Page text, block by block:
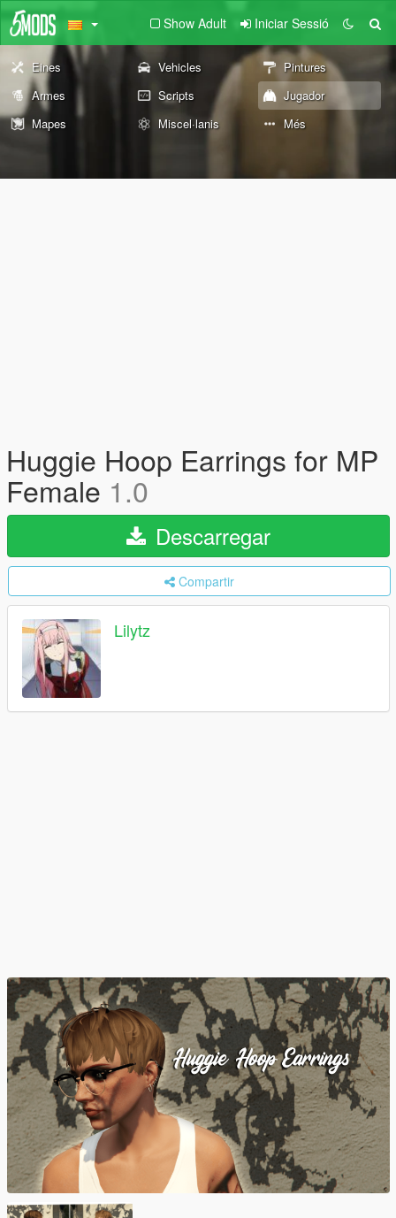
Show Adult Iniciar Sessió
Eines Vehicles
Pintures
Armes
Scripts
Jugador
Mapes
Miscel·lanis Més
Huggie Hoop Earrings for MP
Female 1.0
Descarregar
Compartir
Lilytz